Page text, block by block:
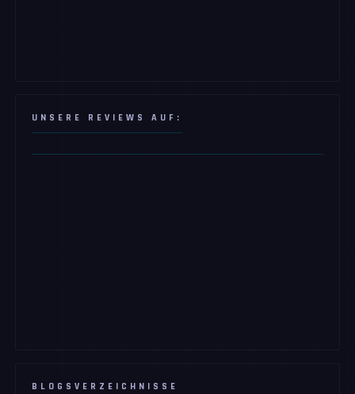
UNSERE REVIEWS AUF:
BLOGSVERZEICHNISSE